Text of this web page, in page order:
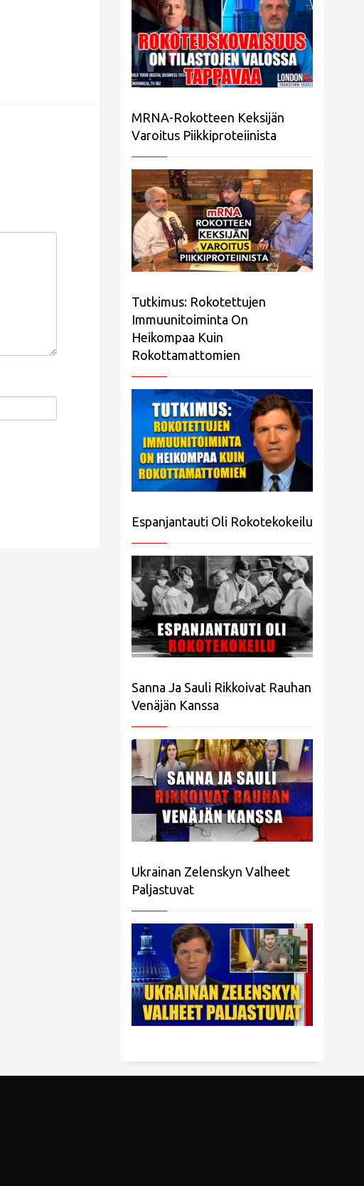
MRNA-Rokotteen Keksijän
Varoitus Piikkiproteiinista
Tutkimus: Rokotettujen
Immuunitoiminta On
Heikompaa Kuin
Rokottamattomien
Espanjantauti Oli Rokotekokeilu
Sanna Ja Sauli Rikkoivat Rauhan
Venäjän Kanssa
Ukrainan Zelenskyn Valheet
Paljastuvat